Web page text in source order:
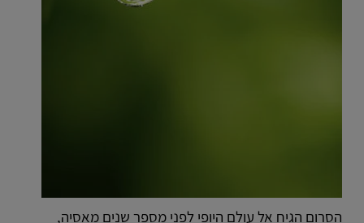
הסרום הגיח אל עולם היופי לפני מספר שנים מאסיה,